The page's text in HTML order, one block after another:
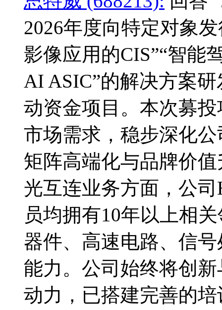
2026年度向特定对象
影像应用的CIS”“智能
AI ASIC”的解决方案
动资金项目。本次募
市场需求，稳步深化
矩阵高端化与品牌价
光互连业务方面，公
员均拥有10年以上相
器件、高速电路、信
能力。公司始终将创
动力，已搭建完善的